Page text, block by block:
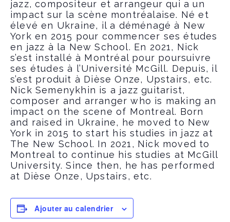
jazz, compositeur et arrangeur qui a un
impact sur la scène montréalaise. Né et
élevé en Ukraine, il a déménagé à New
York en 2015 pour commencer ses études
en jazz à la New School. En 2021, Nick
s’est installé à Montréal pour poursuivre
ses études à l’Université McGill. Depuis, il
s’est produit à Dièse Onze, Upstairs, etc.
Nick Semenykhin is a jazz guitarist,
composer and arranger who is making an
impact on the scene of Montreal. Born
and raised in Ukraine, he moved to New
York in 2015 to start his studies in jazz at
The New School. In 2021, Nick moved to
Montreal to continue his studies at McGill
University. Since then, he has performed
at Dièse Onze, Upstairs, etc.
Ajouter au calendrier